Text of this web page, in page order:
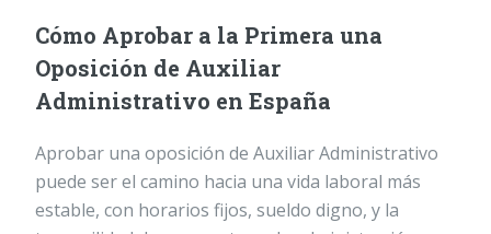
Cómo Aprobar a la Primera una
Oposición de Auxiliar
Administrativo en España
Aprobar una oposición de Auxiliar Administrativo
puede ser el camino hacia una vida laboral más
estable, con horarios fijos, sueldo digno, y la